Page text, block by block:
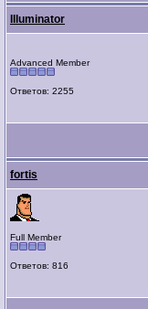
Illuminator
Advanced Member
Ответов: 2255
fortis
Full Member
Ответов: 816